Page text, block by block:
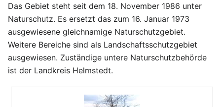
Das Gebiet steht seit dem 18. November 1986 unter
Naturschutz. Es ersetzt das zum 16. Januar 1973
ausgewiesene gleichnamige Naturschutzgebiet.
Weitere Bereiche sind als Landschaftsschutzgebiet
ausgewiesen. Zuständige untere Naturschutzbehörde
ist der Landkreis Helmstedt.